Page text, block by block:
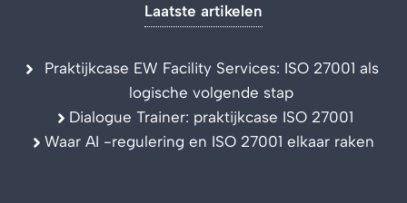
Laatste artikelen
Praktijkcase EW Facility Services: ISO 27001 als
logische volgende stap
Dialogue Trainer: praktijkcase ISO 27001
Waar AI -regulering en ISO 27001 elkaar raken